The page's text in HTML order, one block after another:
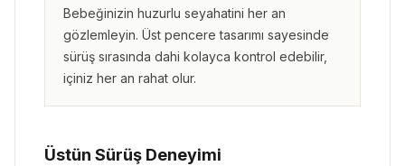
Bebeğinizin huzurlu seyahatini her an
gözlemleyin. Üst pencere tasarımı sayesinde
sürüş sırasında dahi kolayca kontrol edebilir,
içiniz her an rahat olur.
Üstün Sürüş Deneyimi